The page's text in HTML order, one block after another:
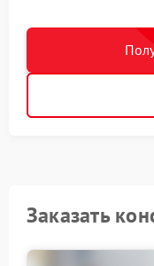
Заказать